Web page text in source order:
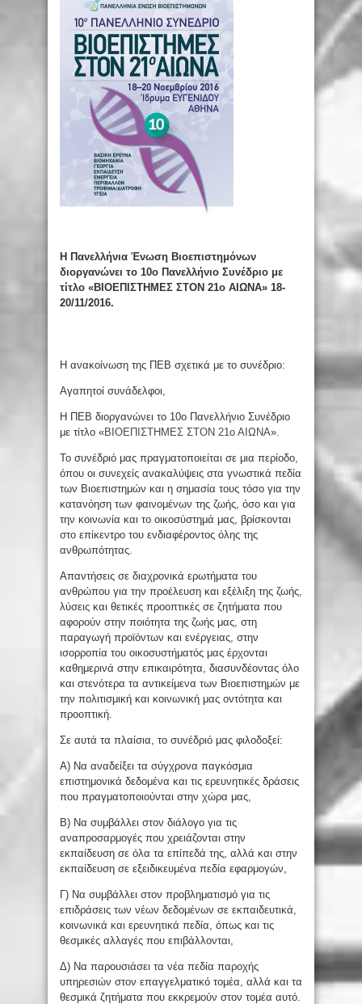
Η Πανελλήνια Ένωση Βιοεπιστημόνων
διοργανώνει το 10ο Πανελλήνιο Συνέδριο με
τίτλο «ΒΙΟΕΠΙΣΤΗΜΕΣ ΣΤΟΝ 21ο ΑΙΩΝΑ» 18-
20/11/2016.
Η ανακοίνωση της ΠΕΒ σχετικά με το συνέδριο:
Αγαπητοί συνάδελφοι,
Η ΠΕΒ διοργανώνει το 10ο Πανελλήνιο Συνέδριο
με τίτλο «ΒΙΟΕΠΙΣΤΗΜΕΣ ΣΤΟΝ 21ο ΑΙΩΝΑ».
Το συνέδριό μας πραγματοποιείται σε μια περίοδο,
όπου οι συνεχείς ανακαλύψεις στα γνωστικά πεδία
των Βιοεπιστημών και η σημασία τους τόσο για την
κατανόηση των φαινομένων της ζωής, όσο και για
την κοινωνία και το οικοσύστημά μας, βρίσκονται
στο επίκεντρο του ενδιαφέροντος όλης της
ανθρωπότητας.
Απαντήσεις σε διαχρονικά ερωτήματα του
ανθρώπου για την προέλευση και εξέλιξη της ζωής,
λύσεις και θετικές προοπτικές σε ζητήματα που
αφορούν στην ποιότητα της ζωής μας, στη
παραγωγή προϊόντων και ενέργειας, στην
ισορροπία του οικοσυστήματός μας έρχονται
καθημερινά στην επικαιρότητα, διασυνδέοντας όλο
και στενότερα τα αντικείμενα των Βιοεπιστημών με
την πολιτισμική και κοινωνική μας οντότητα και
προοπτική.
Σε αυτά τα πλαίσια, το συνέδριό μας φιλοδοξεί:
Α) Να αναδείξει τα σύγχρονα παγκόσμια
επιστημονικά δεδομένα και τις ερευνητικές δράσεις
που πραγματοποιούνται στην χώρα μας,
Β) Να συμβάλλει στον διάλογο για τις
αναπροσαρμογές που χρειάζονται στην
εκπαίδευση σε όλα τα επίπεδά της, αλλά και στην
εκπαίδευση σε εξειδικευμένα πεδία εφαρμογών,
Γ) Να συμβάλλει στον προβληματισμό για τις
επιδράσεις των νέων δεδομένων σε εκπαιδευτικά,
κοινωνικά και ερευνητικά πεδία, όπως και τις
θεσμικές αλλαγές που επιβάλλονται,
Δ) Να παρουσιάσει τα νέα πεδία παροχής
υπηρεσιών στον επαγγελματικό τομέα, αλλά και τα
θεσμικά ζητήματα που εκκρεμούν στον τομέα αυτό.